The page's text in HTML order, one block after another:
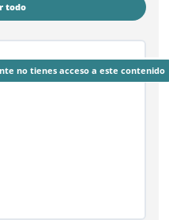
todo
no tienes acceso a este contenido